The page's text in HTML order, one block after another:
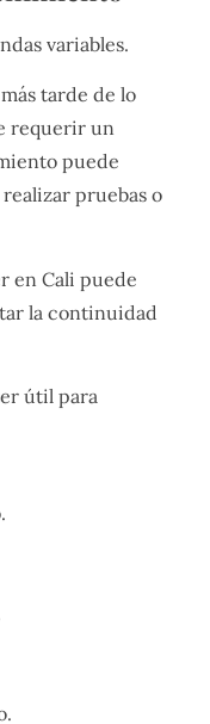
variables.
tarde de lo
requerir un
puede
pruebas o
en Cali puede
la continuidad
útil para